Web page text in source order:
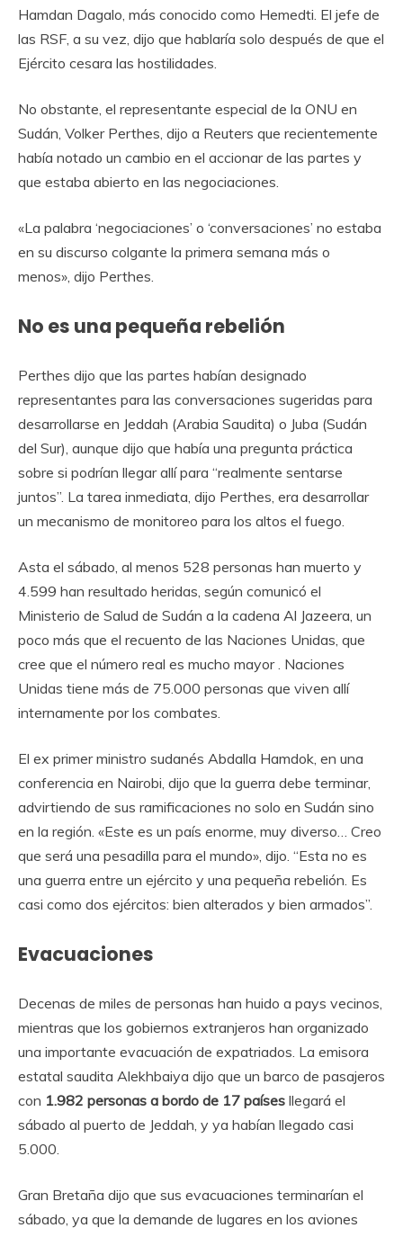
Hamdan Dagalo, más conocido como Hemedti. El jefe de
las RSF, a su vez, dijo que hablaría solo después de que el
Ejército cesara las hostilidades.
No obstante, el representante especial de la ONU en
Sudán, Volker Perthes, dijo a Reuters que recientemente
había notado un cambio en el accionar de las partes y
que estaba abierto en las negociaciones.
«La palabra ‘negociaciones’ o ‘conversaciones’ no estaba
en su discurso colgante la primera semana más o
menos», dijo Perthes.
No es una pequeña rebelión
Perthes dijo que las partes habían designado
representantes para las conversaciones sugeridas para
desarrollarse en Jeddah (Arabia Saudita) o Juba (Sudán
del Sur), aunque dijo que había una pregunta práctica
sobre si podrían llegar allí para “realmente sentarse
juntos”. La tarea inmediata, dijo Perthes, era desarrollar
un mecanismo de monitoreo para los altos el fuego.
Asta el sábado, al menos 528 personas han muerto y
4.599 han resultado heridas, según comunicó el
Ministerio de Salud de Sudán a la cadena Al Jazeera, un
poco más que el recuento de las Naciones Unidas, que
cree que el número real es mucho mayor . Naciones
Unidas tiene más de 75.000 personas que viven allí
internamente por los combates.
El ex primer ministro sudanés Abdalla Hamdok, en una
conferencia en Nairobi, dijo que la guerra debe terminar,
advirtiendo de sus ramificaciones no solo en Sudán sino
en la región. «Este es un país enorme, muy diverso… Creo
que será una pesadilla para el mundo», dijo. “Esta no es
una guerra entre un ejército y una pequeña rebelión. Es
casi como dos ejércitos: bien alterados y bien armados”.
Evacuaciones
Decenas de miles de personas han huido a pays vecinos,
mientras que los gobiernos extranjeros han organizado
una importante evacuación de expatriados. La emisora ​​​​
estatal saudita Alekhbaiya dijo que un barco de pasajeros
con 1.982 personas a bordo de 17 países llegará el
sábado al puerto de Jeddah, y ya habían llegado casi
5.000.
Gran Bretaña dijo que sus evacuaciones terminarían el
sábado, ya que la demande de lugares en los aviones